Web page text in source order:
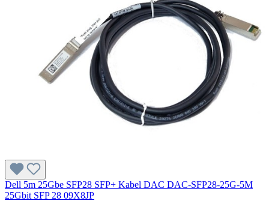
Dell 5m 25Gbe SFP28 SFP+ Kabel DAC DAC-SFP28-25G-5M
25Gbit SFP 28 09X8JP